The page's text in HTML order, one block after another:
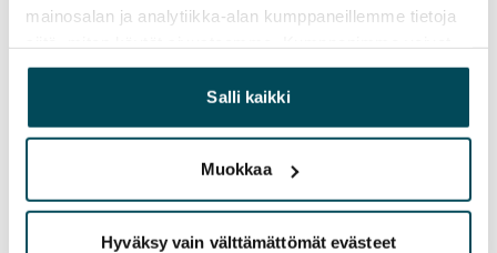
mainosalan ja analytiikka-alan kumppaneillemme tietoja
yhdistää näitä tietoja muihin tietoihin, joita olet antanut
heille tai joita on kerätty, kun olet käyttänyt heidän
palvelujaan.
Salli kaikki
Muokkaa
Hyväksy vain välttämättömät evästeet
Laajakaista
Vuokraan sisältyy 50 M laajakaistaliittymä. Voit hankkia
Savuton talo